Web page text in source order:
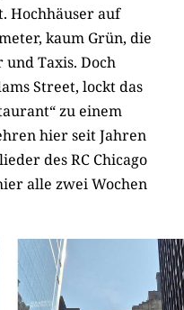
Hochhäuser auf
kaum Grün, die
Taxis. Doch
Street, lockt das
zu einem
hier seit Jahren
des RC Chicago
alle zwei Wochen